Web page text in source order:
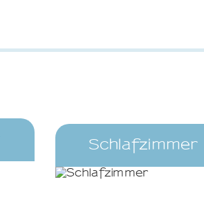
Schlafzimmer